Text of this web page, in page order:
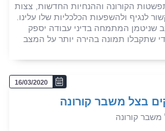
הקורונה וההנחיות החדשות, צצות
לנגיף ולהשפעות הכלכליות שלו עלינו.
שניטמן המתמחה בדיני עבודה יספק
שתקבלו תמונה בהירה יותר על המצב
16/03/2020
בצל משבר קורונה
משבר קורונה